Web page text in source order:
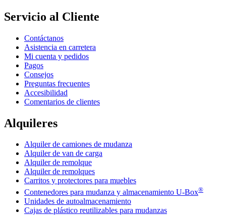
Servicio al Cliente
Contáctanos
Asistencia en carretera
Mi cuenta y pedidos
Pagos
Consejos
Preguntas frecuentes
Accesibilidad
Comentarios de clientes
Alquileres
Alquiler de camiones de mudanza
Alquiler de van de carga
Alquiler de remolque
Alquiler de remolques
Carritos y protectores para muebles
Contenedores para mudanza y almacenamiento U-Box®
Unidades de autoalmacenamiento
Cajas de plástico reutilizables para mudanzas